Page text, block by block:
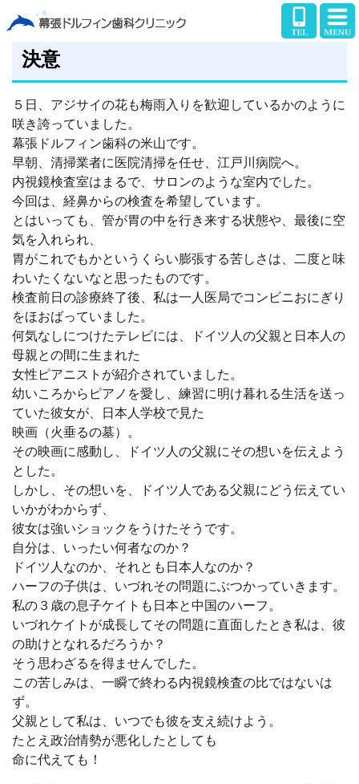
決意
５日、アジサイの花も梅雨入りを歓迎しているかのように
咲き誇っていました。
幕張ドルフィン歯科の米山です。
早朝、清掃業者に医院清掃を任せ、江戸川病院へ。
内視鏡検査室はまるで、サロンのような室内でした。
今回は、経鼻からの検査を希望しています。
とはいっても、管が胃の中を行き来する状態や、最後に空
気を入れられ、
胃がこれでもかというくらい膨張する苦しさは、二度と味
わいたくないなと思ったものです。
検査前日の診療終了後、私は一人医局でコンビニおにぎり
をほおばっていました。
何気なしにつけたテレビには、ドイツ人の父親と日本人の
母親との間に生まれた
女性ピアニストが紹介されていました。
幼いころからピアノを愛し、練習に明け暮れる生活を送っ
ていた彼女が、日本人学校で見た
映画（火垂るの墓）。
その映画に感動し、ドイツ人の父親にその想いを伝えよう
とした。
しかし、その想いを、ドイツ人である父親にどう伝えてい
いかがわからず、
彼女は強いショックをうけたそうです。
自分は、いったい何者なのか？
ドイツ人なのか、それとも日本人なのか？
ハーフの子供は、いづれその問題にぶつかっていきます。
私の３歳の息子ケイトも日本と中国のハーフ。
いづれケイトが成長してその問題に直面したとき私は、彼
の助けとなれるだろうか？
そう思わざるを得ませんでした。
この苦しみは、一瞬で終わる内視鏡検査の比ではないは
ず。
父親として私は、いつでも彼を支え続けよう。
たとえ政治情勢が悪化したとしても
命に代えても！